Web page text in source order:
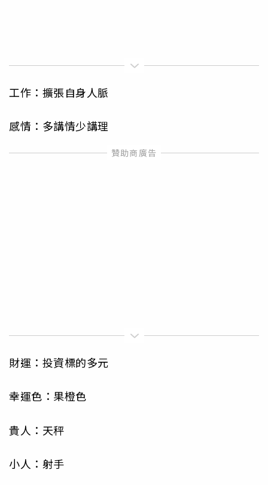
工作：擴張自身人脈
感情：多講情少講理
財運：投資標的多元
幸運色：果橙色
貴人：天秤
小人：射手